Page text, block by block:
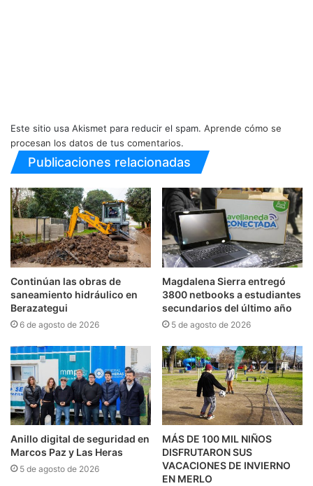
Este sitio usa Akismet para reducir el spam. Aprende cómo se
procesan los datos de tus comentarios.
Publicaciones relacionadas
Continúan las obras de
saneamiento hidráulico en
Berazategui
6 de agosto de 2026
Magdalena Sierra entregó
3800 netbooks a estudiantes
secundarios del último año
5 de agosto de 2026
Anillo digital de seguridad en
Marcos Paz y Las Heras
5 de agosto de 2026
MÁS DE 100 MIL NIÑOS
DISFRUTARON SUS
VACACIONES DE INVIERNO
EN MERLO